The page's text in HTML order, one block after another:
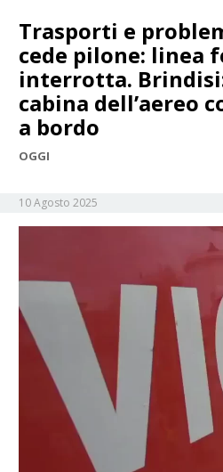
Trasporti e
cede pilone: linea
interrotta.
cabina dell’aereo
a bordo
OGGI
10 Agosto 2025